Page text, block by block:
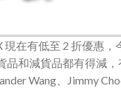
在有低至 2 折優惠
品和減貨品都有得減
Wang、Jimmy